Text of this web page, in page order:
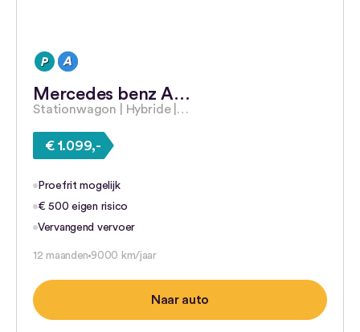
Mercedes benz A…
Stationwagon | Hybride |…
€ 1.099,-
Proefrit mogelijk
€ 500 eigen risico
Vervangend vervoer
12 maanden 9000 km/jaar
Naar auto